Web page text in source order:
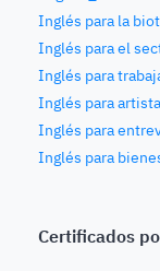
Inglés para la
Inglés para el
Inglés para
Inglés para
Inglés para
Inglés para
Certificados